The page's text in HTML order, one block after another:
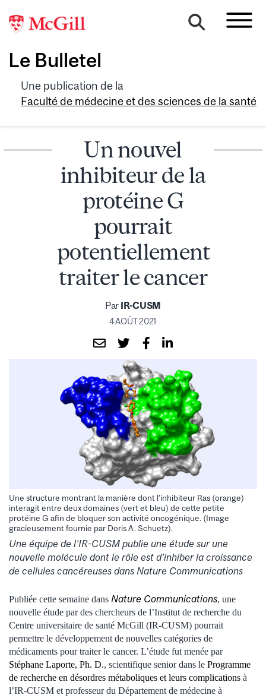
Le Bulletel
Une publication de la
Faculté de médecine et des sciences de la santé
Un nouvel
inhibiteur de la
protéine G
pourrait
potentiellement
traiter le cancer
Par IR-CUSM
4 AOÛT 2021
Une structure montrant la manière dont l’inhibiteur Ras (orange)
interagit entre deux domaines (vert et bleu) de cette petite
protéine G afin de bloquer son activité oncogénique. (Image
gracieusement fournie par Doris A. Schuetz).
Une équipe de l’IR-CUSM publie une étude sur une
nouvelle molécule dont le rôle est d’inhiber la croissance
de cellules cancéreuses dans Nature Communications
Publiée cette semaine dans Nature Communications, une
nouvelle étude par des chercheurs de l’Institut de recherche du
Centre universitaire de santé McGill (IR-CUSM) pourrait
permettre le développement de nouvelles catégories de
médicaments pour traiter le cancer. L’étude fut menée par
Stéphane Laporte, Ph. D., scientifique senior dans le Programme
de recherche en désordres métaboliques et leurs complications à
l’IR-CUSM et professeur du Département de médecine à